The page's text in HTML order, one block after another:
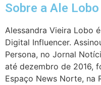
Sobre a Ale Lobo
Alessandra Vieira Lobo
Digital Influencer.
Persona, no Jornal
até dezembro de 2016,
Espaço News Norte, na